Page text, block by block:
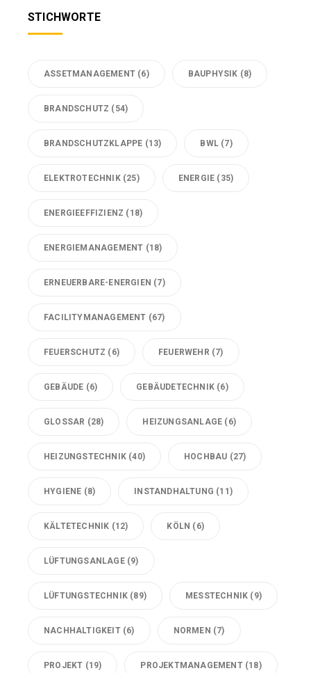
STICHWORTE
ASSETMANAGEMENT (6) BAUPHYSIK (8)
BRANDSCHUTZ (54)
BRANDSCHUTZKLAPPE (13) BWL (7)
ELEKTROTECHNIK(25) ENERGIE (35)
ENERGIEEFFIZIENZ (18)
ENERGIEMANAGEMENT (18)
ERNEUERBARE-ENERGIEN (7)
FACILITYMANAGEMENT (67)
FEUERSCHUTZ (6) FEUERWEHR (7)
GEBÄUDE (6) GEBÄUDETECHNIK (6)
GLOSSAR (28) HEIZUNGSANLAGE (6)
HEIZUNGSTECHNIK (40) HOCHBAU (27)
HYGIENE (8) INSTANDHALTUNG (11)
KÄLTETECHNIK (12) KÖLN (6)
LÜFTUNGSANLAGE(9)
LÜFTUNGSTECHNIK (89) MESSTECHNIK (9)
NACHHALTIGKEIT(6) NORMEN (7)
PROJEKT (19) PROJEKTMANAGEMENT(18)